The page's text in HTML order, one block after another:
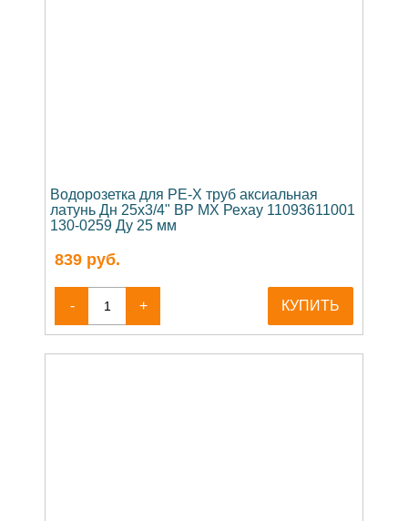
Водорозетка для PE-X труб аксиальная
латунь Дн 25х3/4" ВР MX Рехау 11093611001
130-0259 Ду 25 мм
839 руб.
- + КУПИТЬ